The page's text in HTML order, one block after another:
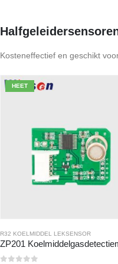
Kosteneffectief en geschikt
HEET
R32 KOELMIDDEL LEKSENSOR